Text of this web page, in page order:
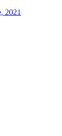
2021